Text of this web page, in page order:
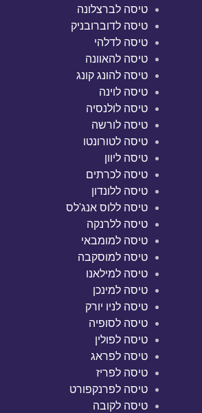
טיסה לברצלונה
טיסה לדוברובניק
טיסה לדלהי
טיסה להאוונה
טיסה להונג קונג
טיסה לוינה
טיסה לולנסיה
טיסה לורשה
טיסה לטורונטו
טיסה ליוון
טיסה לכרתים
טיסה ללונדון
טיסה ללוס אנג'לס
טיסה ללרנקה
טיסה למומבאי
טיסה למוסקבה
טיסה למילאנו
טיסה למינכן
טיסה לניו יורק
טיסה לסופיה
טיסה לפולין
טיסה לפראג
טיסה לפריז
טיסה לפרנקפורט
טיסה לקובה